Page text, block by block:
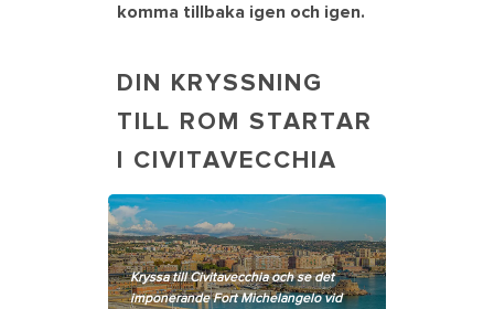
komma tillbaka igen och igen.
DIN KRYSSNING
TILL ROM STARTAR
I CIVITAVECCHIA
Kryssa till Civitavecchia och se det
imponerande Fort Michelangelo vid